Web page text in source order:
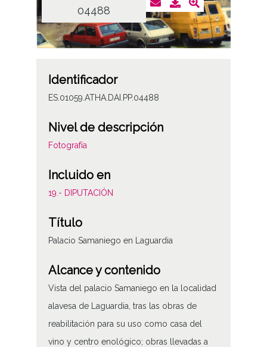
04488
Identificador
ES.01059.ATHA.DAI.PP.04488
Nivel de descripción
Fotografía
Incluido en
19.- DIPUTACIÓN
Título
Palacio Samaniego en Laguardia
Alcance y contenido
Vista del palacio Samaniego en la localidad
alavesa de Laguardia, tras las obras de
reabilitación para su uso como casa del
vino y centro enológico; obras llevadas a